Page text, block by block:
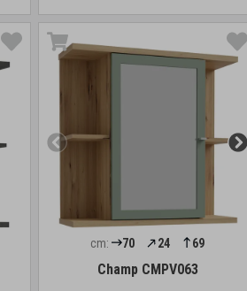
cm: 70 24 69
Champ CMPV063